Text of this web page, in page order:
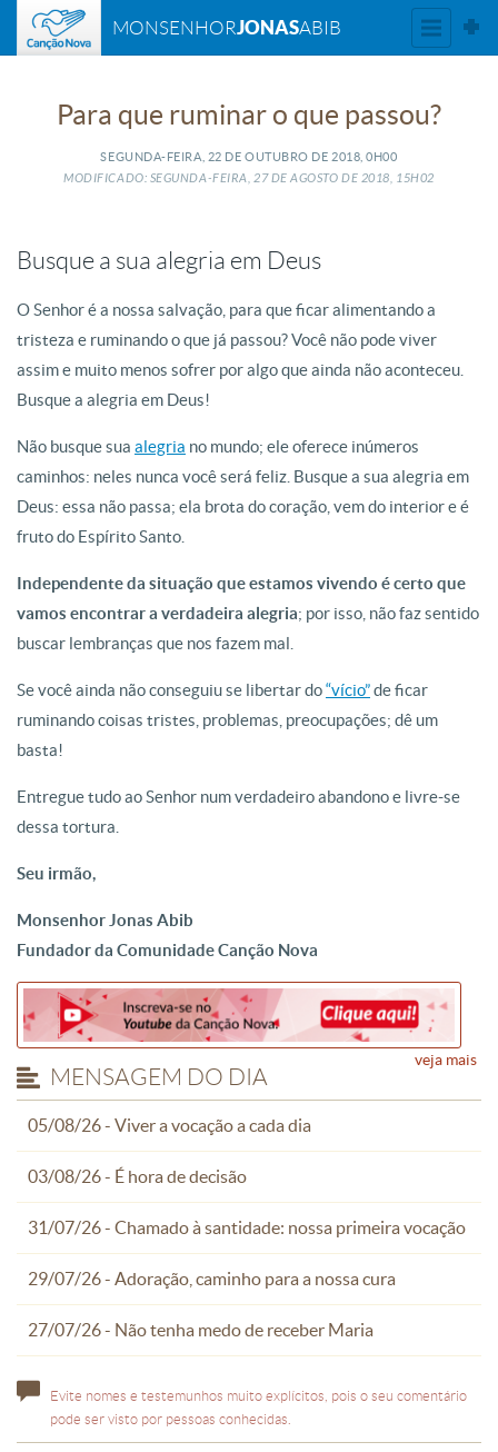
MONSENHORJONASABIB
Para que ruminar o que passou?
SEGUNDA-FEIRA, 22 DE OUTUBRO DE 2018, 0H00
MODIFICADO: SEGUNDA-FEIRA, 27DEAGOSTO DE 2018, 15H02
Busque a sua alegria em Deus
O Senhor é a nossa salvação, para que ficar alimentando a
tristeza e ruminando o que já passou? Você não pode viver
assim e muito menos sofrer por algo que ainda não aconteceu.
Busque a alegria em Deus!
Não busque sua alegria no mundo; ele oferece inúmeros
caminhos: neles nunca você será feliz. Busque a sua alegria em
Deus: essa não passa; ela brota do coração, vem do interior e é
fruto do Espírito Santo.
Independente da situação que estamos vivendo é certo que
vamos encontrar a verdadeira alegria; por isso, não faz sentido
buscar lembranças que nos fazem mal.
Se você ainda não conseguiu se libertar do“vício”de ficar
ruminando coisas tristes, problemas, preocupações; dê um
basta!
Entregue tudo ao Senhor num verdadeiro abandono e livre-se
dessa tortura.
Seu irmão,
Monsenhor Jonas Abib
Fundador da Comunidade Canção Nova
MENSAGEM DO DIA
05/08/26 - Viver a vocação a cada dia
03/08/26 - É hora de decisão
31/07/26 - Chamado à santidade: nossa primeira vocação
29/07/26 - Adoração, caminho para a nossa cura
27/07/26 - Não tenha medo de receber Maria
veja mais
Evite nomes e testemunhos muito explícitos, pois o seu comentário
pode ser visto por pessoas conhecidas.